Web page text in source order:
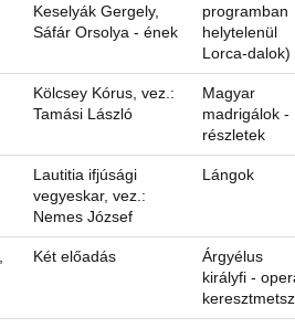
Keselyák Gergely,
Sáfár Orsolya - ének
programban
helytelenül
Lorca-dalok)
Kölcsey Kórus, vez.:
Tamási László
Magyar
madrigálok -
részletek
Lautitia ifjúsági
vegyeskar, vez.:
Nemes József
Lángok
Két előadás
Árgyélus
királyfi -